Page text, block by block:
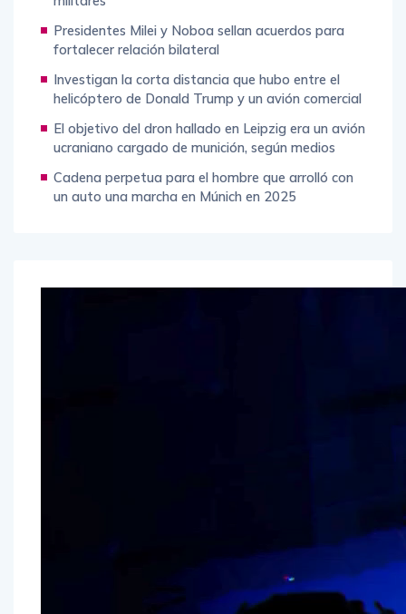
Presidentes Milei y Noboa sellan acuerdos para
fortalecer relación bilateral
Investigan la corta distancia que hubo entre el
helicóptero de Donald Trump y un avión comercial
El objetivo del dron hallado en Leipzig era un avión
ucraniano cargado de munición, según medios
Cadena perpetua para el hombre que arrolló con
un auto una marcha en Múnich en 2025